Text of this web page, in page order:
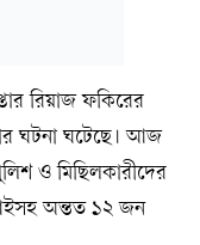
রিয়াজ ফকিরের
ঘটনা ঘটেছে। আজ
ও মিছিলকারীদের
অন্তত ১২ জন